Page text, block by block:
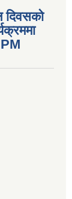
दिवसको